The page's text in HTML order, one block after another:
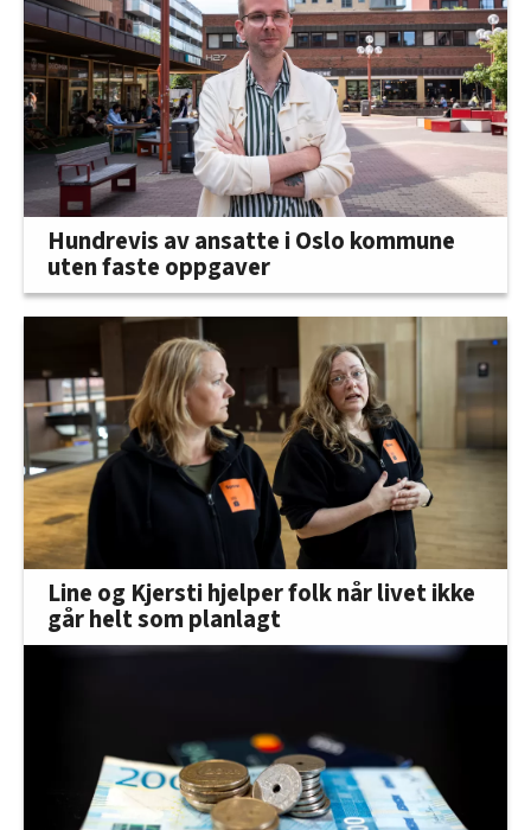
Hundrevis av ansatte i Oslo kommune
uten faste oppgaver
Line og Kjersti hjelper folk når livet ikke
går helt som planlagt